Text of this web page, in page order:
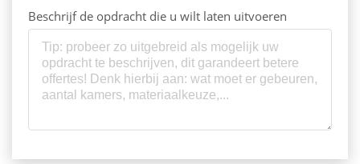
Beschrijf de opdracht die u wilt laten uitvoeren